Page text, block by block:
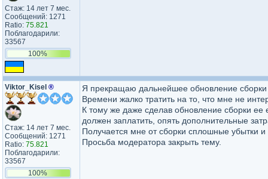
Стаж: 14 лет 7 мес.
Сообщений: 1271
Ratio: 75.821
Поблагодарили:
33567
100%
Viktor_Kisel ®
Стаж: 14 лет 7 мес.
Сообщений: 1271
Ratio: 75.821
Поблагодарили:
33567
100%
Я прекращаю дальнейшее обновление
Времени жалко тратить на то, что мне не
К тому же даже сделав обновление сборки ее
должен заплатить, опять дополнительные
Получается мне от сборки сплошные убытки
Просьба модератора закрыть тему.